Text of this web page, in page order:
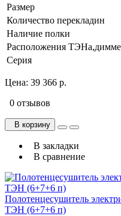
Размер
Количество перекладин
Наличие полки
Расположения
Серия
Цена: 39 366 р.
0 отзывов
В корзину
В закладки
В сравнение
Полотенцесушитель
ТЭН (6+7+6 п)